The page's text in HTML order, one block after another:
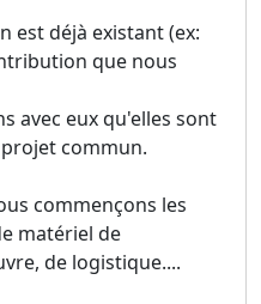
est déjà existant (ex:
que nous
avec eux qu'elles sont
commun.
commençons les
matériel de
de logistique....